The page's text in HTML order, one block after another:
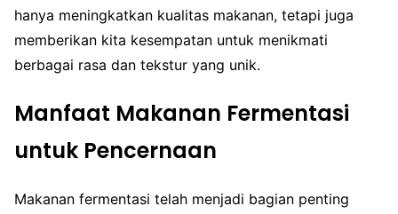
hanya meningkatkan kualitas makanan, tetapi juga
memberikan kita kesempatan untuk menikmati
berbagai rasa dan tekstur yang unik.
Manfaat Makanan Fermentasi
untuk Pencernaan
Makanan fermentasi telah menjadi bagian penting